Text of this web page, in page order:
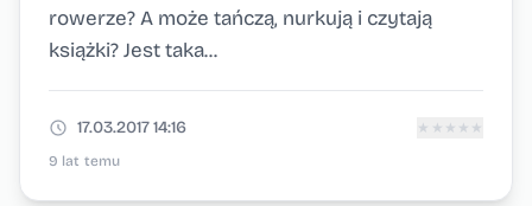
rowerze? A może tańczą, nurkują i czytają
książki? Jest taka...
17.03.2017 14:16 ★ ★ ★ ★ ★
9 lat temu